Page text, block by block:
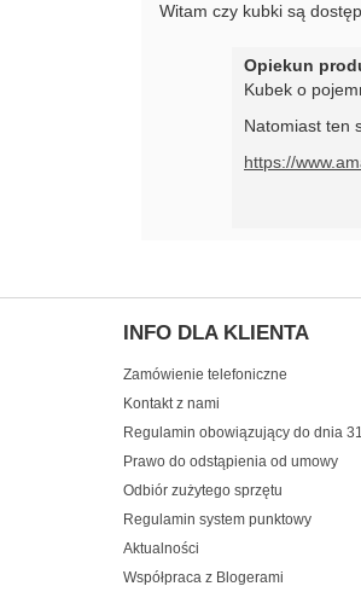
Witam czy kubki są
Opiekun
Kubek o
Natomiast ten
https://
INFO DLA KLIENTA
Zamówienie telefoniczne
Kontakt z nami
Regulamin obowiązujący do dnia
Prawo do odstąpienia od umowy
Odbiór zużytego sprzętu
Regulamin system punktowy
Aktualności
Współpraca z Blogerami